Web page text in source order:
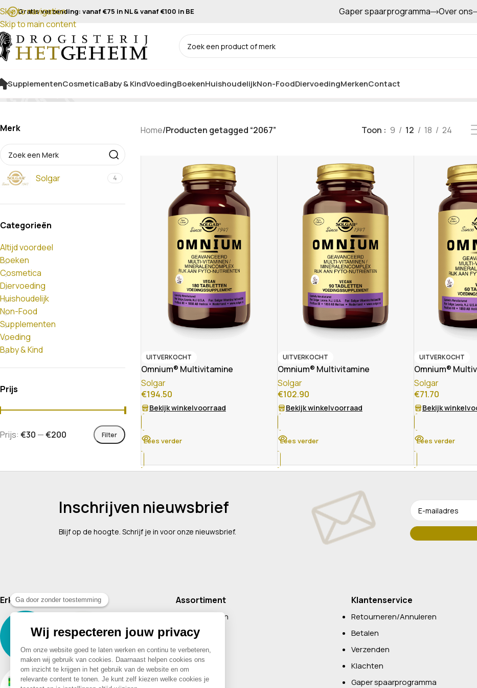
Skip to navigation
Skip to main content
Gratis verzending: vanaf €75 in NL & vanaf €100 in BE Gratis afhalen in de winkelGaper spaarprogramma Over ons
SupplementenCosmeticaBaby & KindVoedingBoekenHuishoudelijkNon-FoodDiervoedingMerkenContact
2067
Merk
Solgar 4
Categorieën
Altijd voordeel
Boeken
Cosmetica
Diervoeding
Huishoudelijk
Non-Food
Supplementen
Voeding
Baby & Kind
Prijs
Filter
Prijs: €30 —€200
Home/Producten getagged “2067” Toon 9 12 18 24
UITVERKOCHT
Omnium® Multivitamine
Solgar
€194.50
Bekijk winkelvoorraad
Lees verder
UITVERKOCHT
Omnium® Multivitamine
Solgar
€102.90
Bekijk winkelvoorraad
Lees verder
UITVERKOCHT
Omnium®
Solgar
€71.70
Bekijk
Lees verder
Inschrijven nieuwsbrief
Blijf op de hoogte. Schrijf je in voor onze nieuwsbrief.
Erkend lid van Assortiment
Supplementen
Cosmetica
Baby & Kind
Voeding
Boeken
Klantenservice
Retourneren/Annuleren
Betalen
Verzenden
Klachten
Gaper spaarprogramma